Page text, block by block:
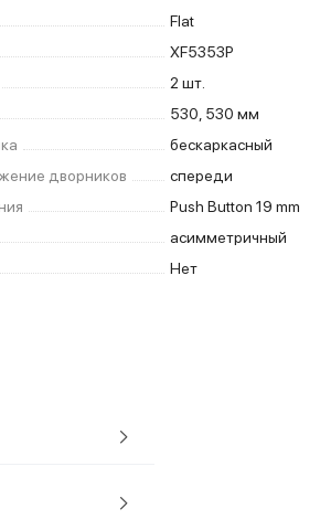
Flat
XF5353P
2 шт.
530, 530 мм
бескаркасный
дворников
спереди
Push Button 19 mm
асимметричный
Нет